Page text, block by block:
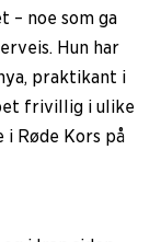
– noe som ga
Hun har
praktikant i
frivillig i ulike
i Røde Kors på